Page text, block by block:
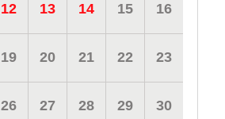
12 13 14 15 16
19 20 21 22 23
26 27 28 29 30